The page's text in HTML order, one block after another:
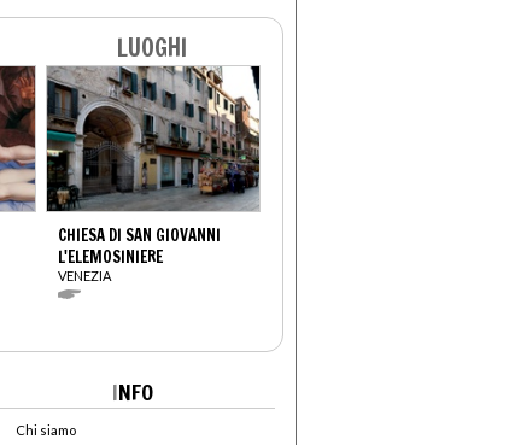
LUOGHI
CHIESA DI SAN GIOVANNI
L'ELEMOSINIERE
VENEZIA
INFO
Chi siamo